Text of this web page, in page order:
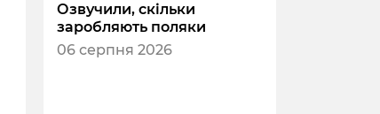
Озвучили, скільки
заробляють поляки
06 серпня 2026